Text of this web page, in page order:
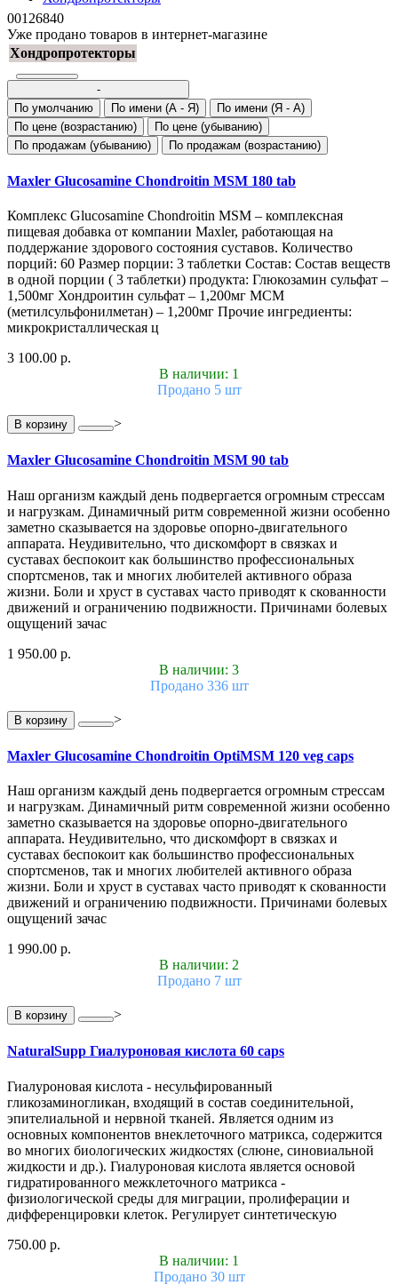
00126840
Уже продано товаров в интернет-магазине
Хондропротекторы
-
По умолчанию
По имени (A - Я)
По имени (Я - A)
По цене (возрастанию)
По цене (убыванию)
По продажам (убыванию)
По продажам (возрастанию)
Maxler Glucosamine Chondroitin MSM 180 tab
Комплекс Glucosamine Chondroitin MSM – комплексная
пищевая добавка от компании Maxler, работающая на
поддержание здорового состояния суставов. Количество
порций: 60 Размер порции: 3 таблетки Состав: Состав веществ
в одной порции ( 3 таблетки) продукта: Глюкозамин сульфат –
1,500мг Хондроитин сульфат – 1,200мг МСМ
(метилсульфонилметан) – 1,200мг Прочие ингредиенты:
микрокристаллическая ц
3 100.00 р.
В наличии: 1
Продано 5 шт
В корзину >
Maxler Glucosamine Chondroitin MSM 90 tab
Наш организм каждый день подвергается огромным стрессам
и нагрузкам. Динамичный ритм современной жизни особенно
заметно сказывается на здоровье опорно-двигательного
аппарата. Неудивительно, что дискомфорт в связках и
суставах беспокоит как большинство профессиональных
спортсменов, так и многих любителей активного образа
жизни. Боли и хруст в суставах часто приводят к скованности
движений и ограничению подвижности. Причинами болевых
ощущений зачас
1 950.00 р.
В наличии: 3
Продано 336 шт
В корзину >
Maxler Glucosamine Chondroitin OptiMSM 120 veg caps
Наш организм каждый день подвергается огромным стрессам
и нагрузкам. Динамичный ритм современной жизни особенно
заметно сказывается на здоровье опорно-двигательного
аппарата. Неудивительно, что дискомфорт в связках и
суставах беспокоит как большинство профессиональных
спортсменов, так и многих любителей активного образа
жизни. Боли и хруст в суставах часто приводят к скованности
движений и ограничению подвижности. Причинами болевых
ощущений зачас
1 990.00 р.
В наличии: 2
Продано 7 шт
В корзину >
NaturalSupp Гиалуроновая кислота 60 caps
Гиалуроновая кислота - несульфированный
гликозаминогликан, входящий в состав соединительной,
эпителиальной и нервной тканей. Является одним из
основных компонентов внеклеточного матрикса, содержится
во многих биологических жидкостях (слюне, синовиальной
жидкости и др.). Гиалуроновая кислота является основой
гидратированного межклеточного матрикса -
физиологической среды для миграции, пролиферации и
дифференцировки клеток. Регулирует синтетическую
750.00 р.
В наличии: 1
Продано 30 шт